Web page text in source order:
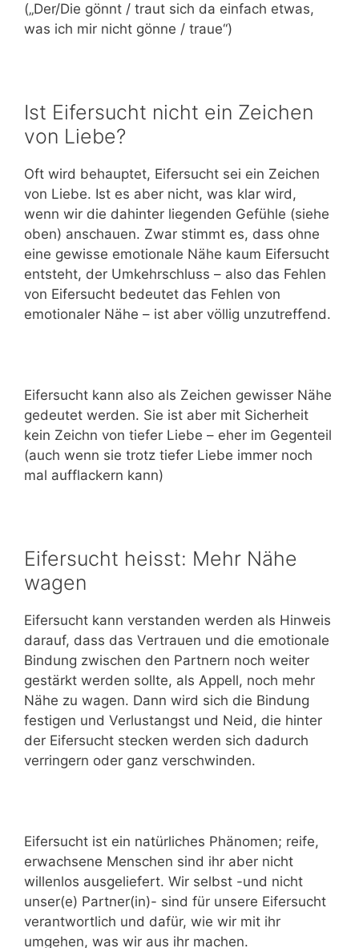
(„Der/Die gönnt / traut sich da einfach etwas,
was ich mir nicht gönne / traue“)
Ist Eifersucht nicht ein Zeichen
von Liebe?
Oft wird behauptet, Eifersucht sei ein Zeichen
von Liebe. Ist es aber nicht, was klar wird,
wenn wir die dahinter liegenden Gefühle (siehe
oben) anschauen. Zwar stimmt es, dass ohne
eine gewisse emotionale Nähe kaum Eifersucht
entsteht, der Umkehrschluss – also das Fehlen
von Eifersucht bedeutet das Fehlen von
emotionaler Nähe – ist aber völlig unzutreffend.
Eifersucht kann also als Zeichen gewisser Nähe
gedeutet werden. Sie ist aber mit Sicherheit
kein Zeichn von tiefer Liebe – eher im Gegenteil
(auch wenn sie trotz tiefer Liebe immer noch
mal aufflackern kann)
Eifersucht heisst: Mehr Nähe
wagen
Eifersucht kann verstanden werden als Hinweis
darauf, dass das Vertrauen und die emotionale
Bindung zwischen den Partnern noch weiter
gestärkt werden sollte, als Appell, noch mehr
Nähe zu wagen. Dann wird sich die Bindung
festigen und Verlustangst und Neid, die hinter
der Eifersucht stecken werden sich dadurch
verringern oder ganz verschwinden.
Eifersucht ist ein natürliches Phänomen; reife,
erwachsene Menschen sind ihr aber nicht
willenlos ausgeliefert. Wir selbst -und nicht
unser(e) Partner(in)- sind für unsere Eifersucht
verantwortlich und dafür, wie wir mit ihr
umgehen, was wir aus ihr machen.